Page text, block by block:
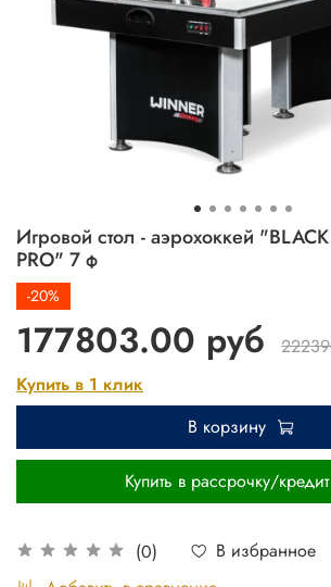
Игровой стол - аэрохоккей
PRO" 7 ф
(0)
В избранное
-20%
177803.00 руб
Купить в 1 клик
В корзину
Купить в рассрочку/кредит